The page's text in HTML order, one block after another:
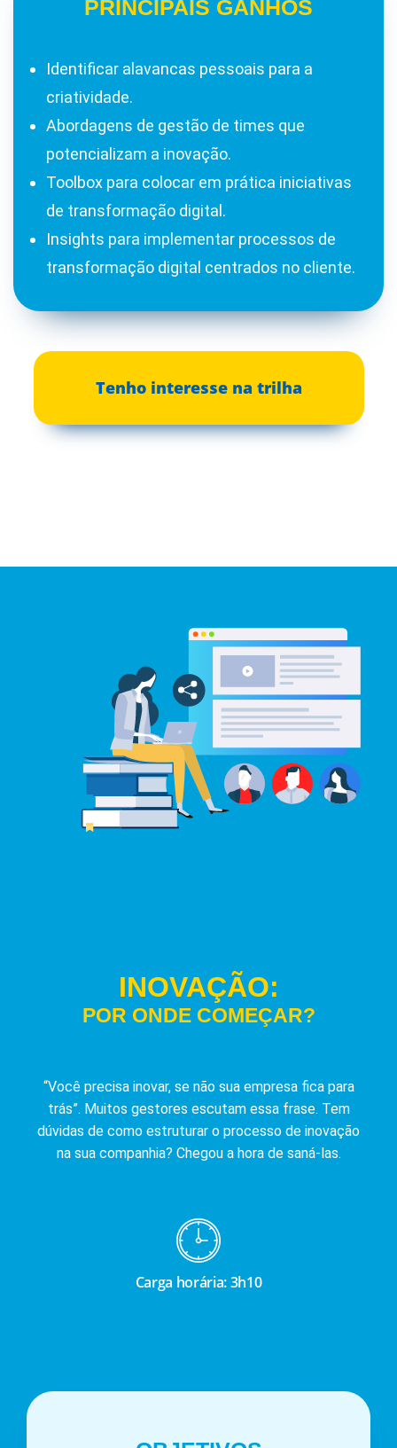
PRINCIPAIS GANHOS
Identificar alavancas pessoais para a
criatividade.
Abordagens de gestão de times que
potencializam a inovação.
Toolbox para colocar em prática iniciativas
de transformação digital.
Insights para implementar processos de
transformação digital centrados no cliente.
Tenho interesse na trilha
INOVAÇÃO:
POR ONDE COMEÇAR?
“Você precisa inovar, se não sua empresa fica para
trás”. Muitos gestores escutam essa frase. Tem
dúvidas de como estruturar o processo de inovação
na sua companhia? Chegou a hora de saná-las.
Carga horária: 3h10